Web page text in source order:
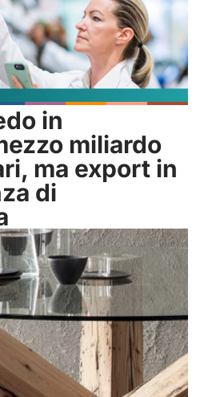
in
miliardo
ma export in
di